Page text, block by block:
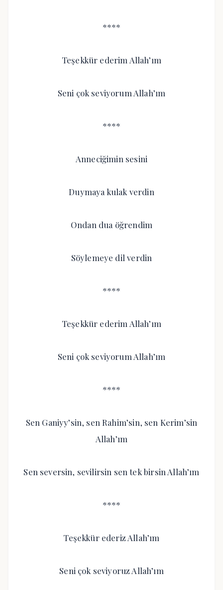
****
Teşekkür ederim Allah’ım
Seni çok seviyorum Allah’ım
****
Anneciğimin sesini
Duymaya kulak verdin
Ondan dua öğrendim
Söylemeye dil verdin
****
Teşekkür ederim Allah’ım
Seni çok seviyorum Allah’ım
****
Sen Ganiyy’sin, sen Rahim’sin, sen Kerim’sin
Allah’ım
Sen seversin, sevilirsin sen tek birsin Allah’ım
****
Teşekkür ederiz Allah’ım
Seni çok seviyoruz Allah’ım